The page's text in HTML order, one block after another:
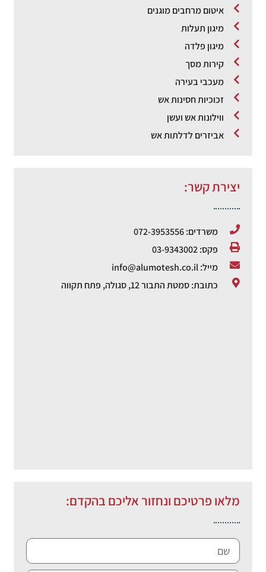
איטום מרחבים מוגנים
מיגון תעלות
מיגון פלדה
קירות מסך
מעכבי בעירה
זכוכיות חסינות אש
ווילונות אש ועשן
אביזרים לדלתות אש
יצירת קשר:
משרדים: 072-3953556
פקס: 03-9343002
מייל: info@alumotesh.co.il
כתובת: סמטת התבור 12, סגולה, פתח תקווה
מלאו פרטיכם ונחזור אליכם בהקדם: